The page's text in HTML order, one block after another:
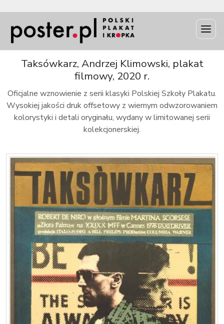
Taksówkarz, Andrzej Klimowski, plakat
filmowy, 2020 r.
Oficjalne wznowienie z serii klasyki Polskiej Szkoły Plakatu.
Wysokiej jakości druk offsetowy z wiernym odwzorowaniem
kolorystyki i detali oryginału, wydany w limitowanej serii
kolekcjonerskiej.